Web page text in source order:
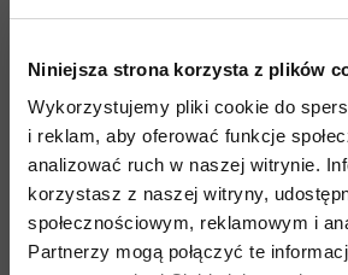
Niniejsza strona korzysta z plików
Wykorzystujemy pliki cookie do
i reklam, aby oferować funkcje
analizować ruch w naszej witrynie.
korzystasz z naszej witryny,
społecznościowym, reklamowym i
Partnerzy mogą połączyć te
wygodny, miękki i bardzo lekki
wysoce wentylowane szelki
głęboko otwierana komora głowna na
błyskawiczny YKK
pionowa kieszonka na froncie zapinana
błyskawiczny YKK
wewnętrzna kieszeń z siatki od